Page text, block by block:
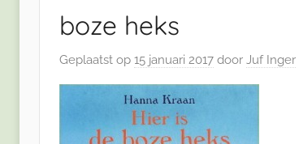
boze heks
Geplaatst op 15 januari 2017 door Juf Inger